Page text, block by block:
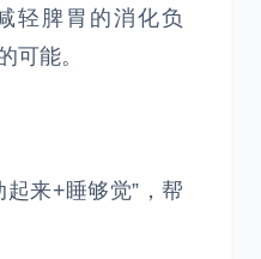
轻脾胃的消化负
可能。
起来+睡够觉”，帮